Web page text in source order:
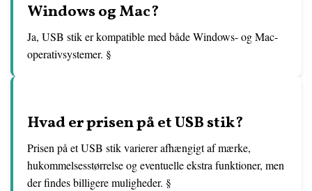
Windows og Mac?
Ja, USB stik er kompatible med både Windows- og Mac-
operativsystemer. §
Hvad er prisen på et USB stik?
Prisen på et USB stik varierer afhængigt af mærke,
hukommelsesstørrelse og eventuelle ekstra funktioner, men
der findes billigere muligheder. §